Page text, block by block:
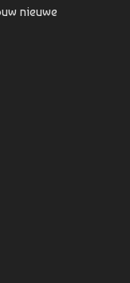
nieuwe